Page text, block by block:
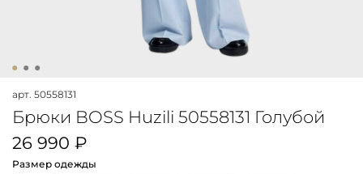
арт. 50558131
Брюки BOSS Huzili 50558131 Голубой
26 990 ₽
Размер одежды